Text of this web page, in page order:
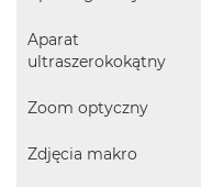
u
g
a
i
Aparat
ultraszerokokątny
Zoom optyczny
Zdjęcia makro